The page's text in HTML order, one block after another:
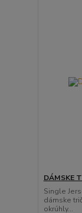
DÁMSKE
Single
dámske
okrúhly...